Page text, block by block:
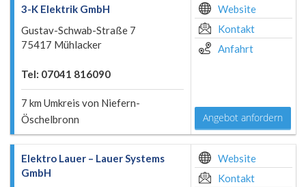
3-K Elektrik GmbH
Gustav-Schwab-Straße 7
75417 Mühlacker
Tel: 07041 816090
7 km Umkreis von Niefern-
Öschelbronn
Website
Kontakt
Anfahrt
Angebot anfordern
Elektro Lauer – Lauer Systems
GmbH
Website
Kontakt